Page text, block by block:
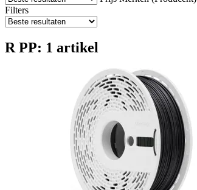
Filters
R PP: 1 artikel